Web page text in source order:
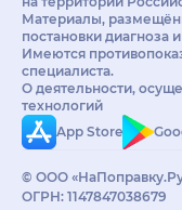
Материалы,
постановки диагноза
Имеются
специалиста.
О деятельности,
технологий
App Store
© ООО
ОГРН: 1147847038679